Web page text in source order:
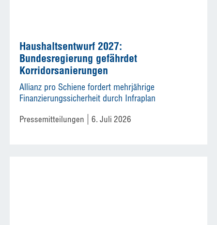
Haushaltsentwurf 2027:
Bundesregierung gefährdet
Korridorsanierungen
Allianz pro Schiene fordert mehrjährige
Finanzierungssicherheit durch Infraplan
Pressemitteilungen 6. Juli 2026